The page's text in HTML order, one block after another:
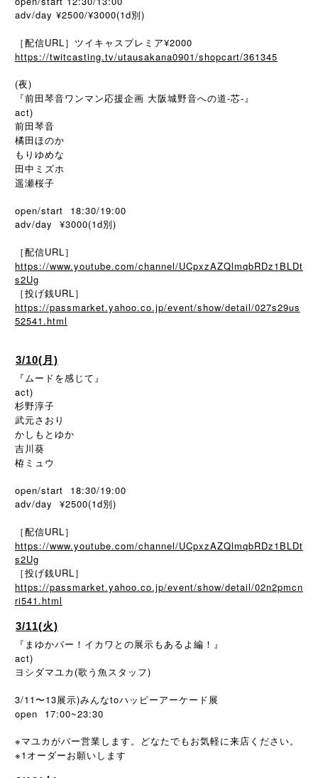
adv/day ¥2500/¥3000(1d別)
［配信URL］ツイキャスプレミア¥2000
https://twitcasting.tv/utausakana0901/shopcart/361345
(夜)
『前田琴音ワンマン応援企画 大阪城野音への道-芯-』
act)
前田琴音
橘田ほのか
もりゆめな
田中ミズホ
遥瀬桜子
open/start 18:30/19:00
adv/day ¥3000(1d別)
［配信URL］
https://www.youtube.com/channel/UCpxzAZQlmqbRDz1BLDt
s2Ug
［投げ銭URL］
https://passmarket.yahoo.co.jp/event/show/detail/027s29us
52541.html
3/10(月)
『ムードを感じて』
act)
杉野淳子
武元さおり
かしもとゆか
吉川葵
栫ミュウ
open/start 18:30/19:00
adv/day ¥2500(1d別)
［配信URL］
https://www.youtube.com/channel/UCpxzAZQlmqbRDz1BLDt
s2Ug
［投げ銭URL］
https://passmarket.yahoo.co.jp/event/show/detail/02n2pmcn
ri541.html
3/11(火)
『まゆかバー！イカワとの展示もあるよ編！』
act)
ヨシダマユカ(歌う魚スタッフ)
3/11〜13展示)みんなtoハッピーアーケード展
open 17:00~23:30
※マユカがバー営業します。どなたでもお気軽に来店ください。
※1 オーダーお願いします